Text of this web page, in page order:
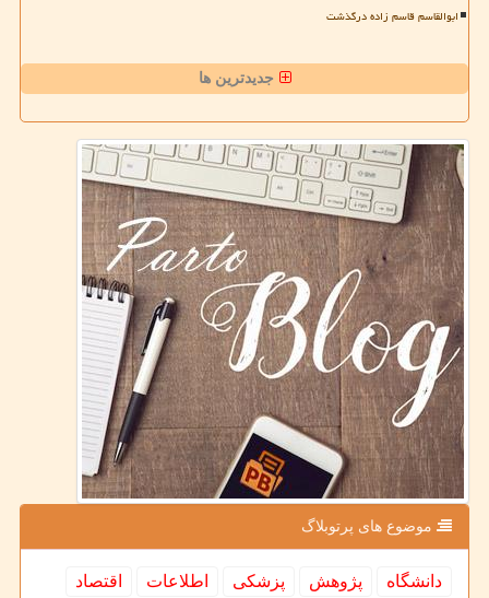
ابوالقاسم قاسم زاده درگذشت
جدیدترین ها
موضوع های پرتوبلاگ
دانشگاه پژوهش پزشكی اطلاعات
اقتصاد